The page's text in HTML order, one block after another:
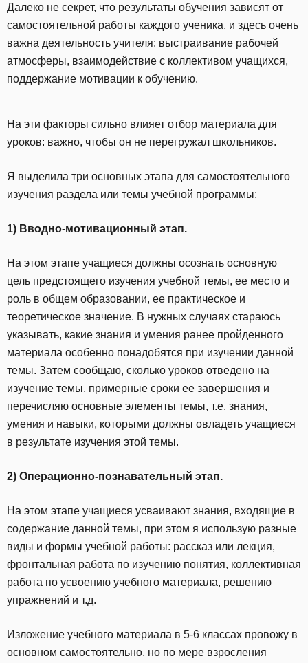
Далеко не секрет, что результаты обучения зависят от
самостоятельной работы каждого ученика, и здесь очень
важна деятельность учителя: выстраивание рабочей
атмосферы, взаимодействие с коллективом учащихся,
поддержание мотивации к обучению.
На эти факторы сильно влияет отбор материала для
уроков: важно, чтобы он не перегружал школьников.
Я выделила три основных этапа для самостоятельного
изучения раздела или темы учебной программы:
1) Вводно-мотивационный этап.
На этом этапе учащиеся должны осознать основную
цель предстоящего изучения учебной темы, ее место и
роль в общем образовании, ее практическое и
теоретическое значение. В нужных случаях стараюсь
указывать, какие знания и умения ранее пройденного
материала особенно понадобятся при изучении данной
темы. Затем сообщаю, сколько уроков отведено на
изучение темы, примерные сроки ее завершения и
перечисляю основные элементы темы, т.е. знания,
умения и навыки, которыми должны овладеть учащиеся
в результате изучения этой темы.
2) Операционно-познавательный этап.
На этом этапе учащиеся усваивают знания, входящие в
содержание данной темы, при этом я использую разные
виды и формы учебной работы: рассказ или лекция,
фронтальная работа по изучению понятия, коллективная
работа по усвоению учебного материала, решению
упражнений и т.д.
Изложение учебного материала в 5-6 классах провожу в
основном самостоятельно, но по мере взросления